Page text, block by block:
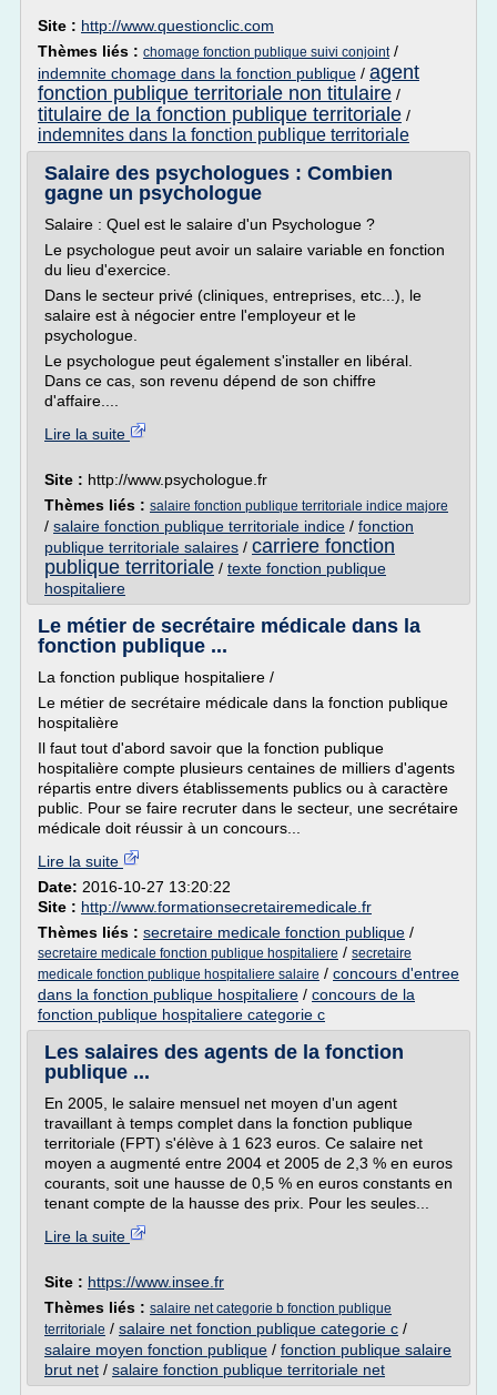
Site : http://www.questionclic.com
Thèmes liés : chomage fonction publique suivi conjoint/
indemnite chomage dans la fonction publique / agent
fonction publique territoriale non titulaire /
titulaire de la fonction publique territoriale /
indemnites dans la fonction publique territoriale
Salaire des psychologues : Combien
gagne un psychologue
Salaire : Quel est le salaire d'un Psychologue ?
Le psychologue peut avoir un salaire variable en fonction
du lieu d'exercice.
Dans le secteur privé (cliniques, entreprises, etc...), le
salaire est à négocier entre l'employeur et le
psychologue.
Le psychologue peut également s'installer en libéral.
Dans ce cas, son revenu dépend de son chiffre
d'affaire....
Lire la suite
Site : http://www.psychologue.fr
Thèmes liés : salaire fonction publique territoriale indice majore
/ salaire fonction publique territoriale indice / fonction
publique territoriale salaires / carriere fonction
publique territoriale / texte fonction publique
hospitaliere
Le métier de secrétaire médicale dans la
fonction publique ...
La fonction publique hospitaliere /
Le métier de secrétaire médicale dans la fonction publique
hospitalière
Il faut tout d'abord savoir que la fonction publique
hospitalière compte plusieurs centaines de milliers d'agents
répartis entre divers établissements publics ou à caractère
public. Pour se faire recruter dans le secteur, une secrétaire
médicale doit réussir à un concours...
Lire la suite
Date: 2016-10-27 13:20:22
Site : http://www.formationsecretairemedicale.fr
Thèmes liés : secretaire medicale fonction publique /
secretaire medicale fonction publique hospitaliere / secretaire
medicale fonction publique hospitaliere salaire / concours d'entree
dans la fonction publique hospitaliere / concours de la
fonction publique hospitaliere categorie c
Les salaires des agents de la fonction
publique ...
En 2005, le salaire mensuel net moyen d'un agent
travaillant à temps complet dans la fonction publique
territoriale (FPT) s'élève à 1 623 euros. Ce salaire net
moyen a augmenté entre 2004 et 2005 de 2,3 % en euros
courants, soit une hausse de 0,5 % en euros constants en
tenant compte de la hausse des prix. Pour les seules...
Lire la suite
Site : https://www.insee.fr
Thèmes liés : salaire net categorie b fonction publique
territoriale / salaire net fonction publique categorie c /
salaire moyen fonction publique / fonction publique salaire
brut net / salaire fonction publique territoriale net